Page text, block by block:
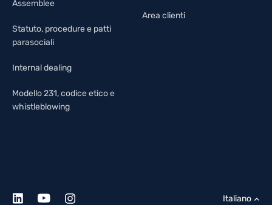
Assemblee
Statuto, procedure e patti
parasociali
Internal dealing
Modello 231, codice etico e
whistleblowing
Area clienti
Italiano